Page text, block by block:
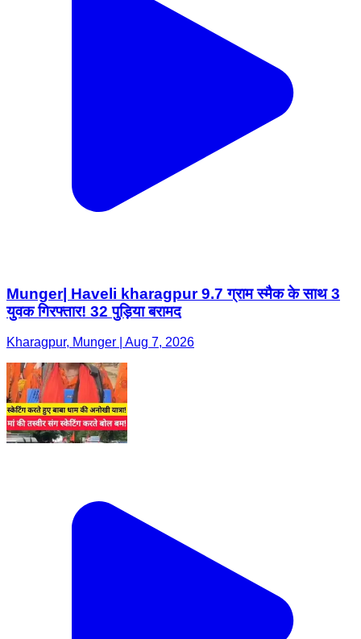
Munger| Haveli kharagpur 9.7 ग्राम स्मैक के साथ 3
युवक गिरफ्तार! 32 पुड़िया बरामद
Kharagpur, Munger | Aug 7, 2026